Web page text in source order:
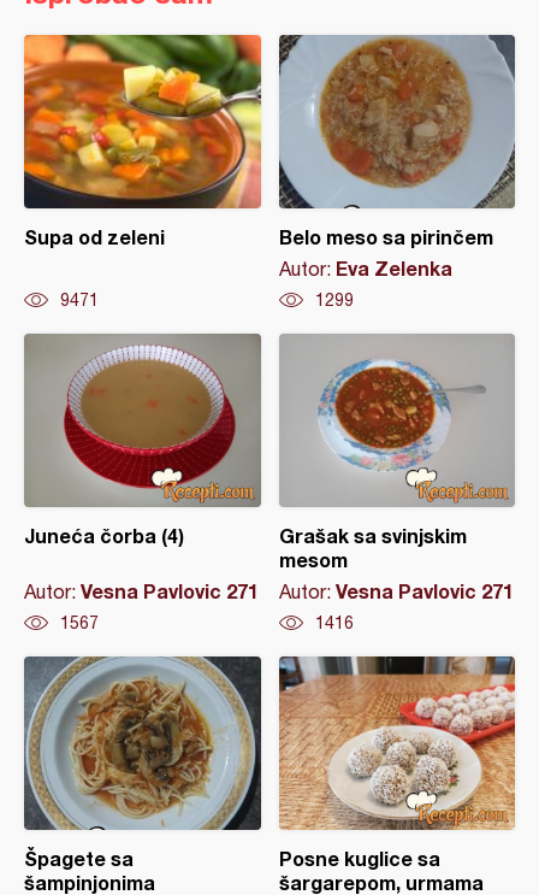
Supa od zeleni
9471
Belo meso sa pirinčem
Autor: Eva Zelenka
1299
Juneća čorba (4)
Autor: Vesna Pavlovic 271
1567
Grašak sa svinjskim
mesom
Autor: Vesna Pavlovic 271
1416
Špagete sa
šampinjonima
Posne kuglice sa
šargarepom, urmama